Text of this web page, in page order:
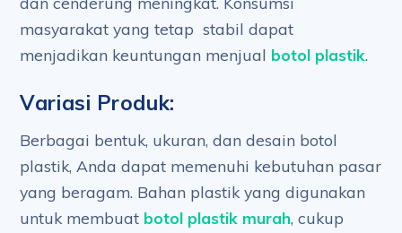
masyarakat yang tetap stabil dapat
menjadikan keuntungan menjual botol plastik.
Variasi Produk:
Berbagai bentuk, ukuran, dan desain botol
plastik, Anda dapat memenuhi kebutuhan pasar
yang beragam. Bahan plastik yang digunakan
untuk membuat botol plastik murah, cukup